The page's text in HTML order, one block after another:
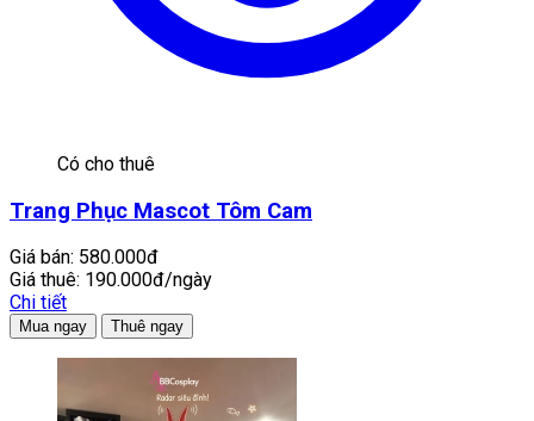
Có cho thuê
Trang Phục Mascot Tôm Cam
Giá bán: 580.000đ
Giá thuê: 190.000đ/ngày
Chi tiết
Mua ngay Thuê ngay